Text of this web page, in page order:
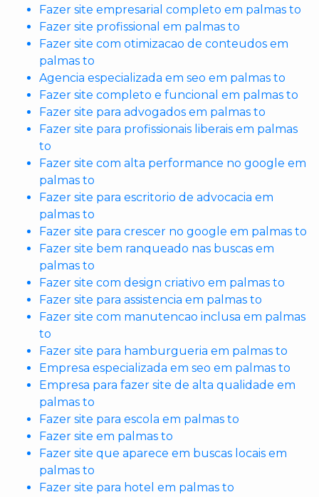
Fazer site empresarial completo em palmas to
Fazer site profissional em palmas to
Fazer site com otimizacao de conteudos em
palmas to
Agencia especializada em seo em palmas to
Fazer site completo e funcional em palmas to
Fazer site para advogados em palmas to
Fazer site para profissionais liberais em palmas
to
Fazer site com alta performance no google em
palmas to
Fazer site para escritorio de advocacia em
palmas to
Fazer site para crescer no google em palmas to
Fazer site bem ranqueado nas buscas em
palmas to
Fazer site com design criativo em palmas to
Fazer site para assistencia em palmas to
Fazer site com manutencao inclusa em palmas
to
Fazer site para hamburgueria em palmas to
Empresa especializada em seo em palmas to
Empresa para fazer site de alta qualidade em
palmas to
Fazer site para escola em palmas to
Fazer site em palmas to
Fazer site que aparece em buscas locais em
palmas to
Fazer site para hotel em palmas to